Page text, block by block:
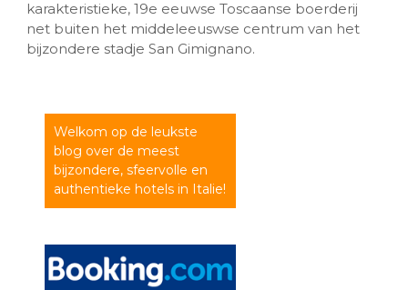
karakteristieke, 19e eeuwse Toscaanse boerderij
net buiten het middeleeuswse centrum van het
bijzondere stadje San Gimignano.
Welkom op de leukste
blog over de meest
bijzondere, sfeervolle en
authentieke hotels in Italie!